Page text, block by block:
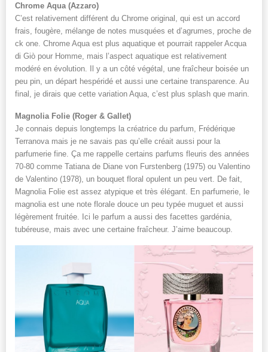
Chrome Aqua (Azzaro)
C’est relativement différent du Chrome original, qui est un accord
frais, fougère, mélange de notes musquées et d’agrumes, proche de
ck one. Chrome Aqua est plus aquatique et pourrait rappeler Acqua
di Giò pour Homme, mais l’aspect aquatique est relativement
modéré en évolution. Il y a un côté végétal, une fraîcheur boisée un
peu pin, un départ hespéridé et aussi une certaine transparence. Au
final, je dirais que cette variation Aqua, c’est plus splash que marin.
Magnolia Folie (Roger & Gallet)
Je connais depuis longtemps la créatrice du parfum, Frédérique
Terranova mais je ne savais pas qu’elle créait aussi pour la
parfumerie fine. Ça me rappelle certains parfums fleuris des années
70-80 comme Tatiana de Diane von Furstenberg (1975) ou Valentino
de Valentino (1978), un bouquet floral opulent un peu vert. De fait,
Magnolia Folie est assez atypique et très élégant. En parfumerie, le
magnolia est une note florale douce un peu typée muguet et aussi
légèrement fruitée. Ici le parfum a aussi des facettes gardénia,
tubéreuse, mais avec une certaine fraîcheur. J’aime beaucoup.